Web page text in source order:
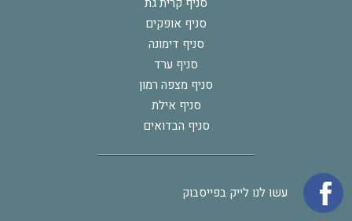
סניף אופקים
סניף דימונה
סניף ערד
סניף מצפה רמון
סניף אילת
סניף הבדואים
עשו לנו לייק בפייסבוק